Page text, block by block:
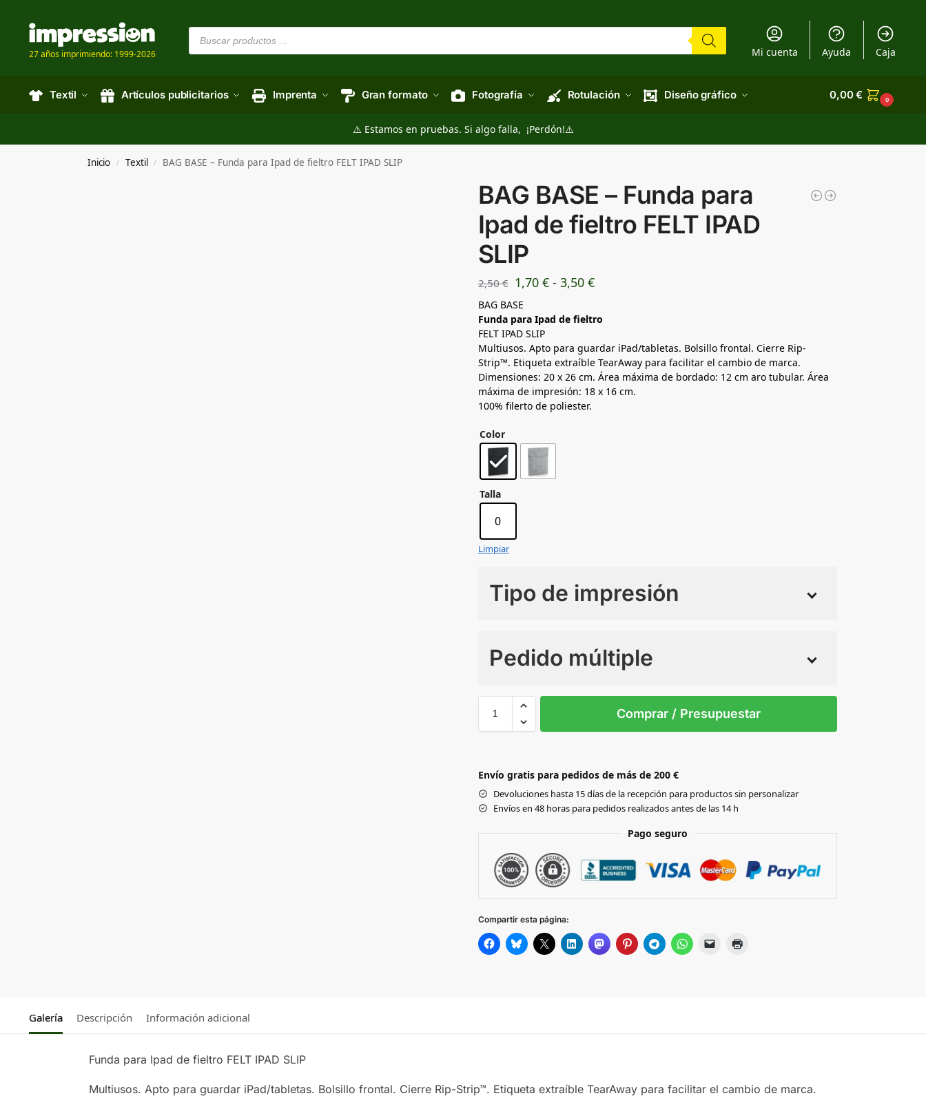
27 años imprimiendo: 1999-2026 Mi cuenta Ayuda Caja
Textil Artículos publicitarios Imprenta Gran formato Fotografía Rotulación Diseño gráfico 0,00€ 0
⚠️ Estamos en pruebas. Si algo falla, ¡Perdón!⚠️
Inicio / Textil / BAG BASE – Funda para Ipad de fieltro FELT IPAD SLIP
BAG BASE – Funda para
Ipad de fieltro FELT IPAD
SLIP
2,50€ 1,70 € - 3,50 €
BAG BASE
Funda para Ipad de fieltro
FELT IPAD SLIP
Multiusos. Apto para guardar iPad/tabletas. Bolsillo frontal. Cierre Rip-
Strip™. Etiqueta extraíble TearAway para facilitar el cambio de marca.
Dimensiones: 20 x 26 cm. Área máxima de bordado: 12 cm aro tubular. Área
máxima de impresión: 18 x 16 cm.
100% filerto de poliester.
Color
Talla
0
Limpiar
Tipo de impresión
Pedido múltiple
CHARCOAL MELANGE
GREY MELANGE
Comprar / Presupuestar
Envío gratis para pedidos de más de 200 €
Devoluciones hasta 15 días de la recepción para productos sin personalizar
Envíos en 48 horas para pedidos realizados antes de las 14 h
Pago seguro
Compartir esta página:
Galería Descripción Información adicional
Funda para Ipad de fieltro FELT IPAD SLIP
Multiusos. Apto para guardar iPad/tabletas. Bolsillo frontal. Cierre Rip-Strip™. Etiqueta extraíble TearAway para facilitar el cambio de marca.